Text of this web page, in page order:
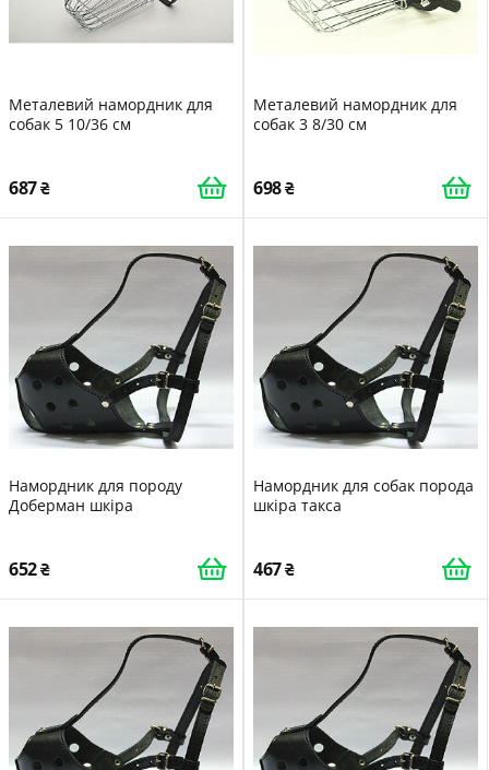
Металевий намордник для
собак 5 10/36 см
687
Металевий намордник для
собак 3 8/30 см
698
Намордник для породу
Доберман шкіра
652
Намордник для собак порода
шкіра такса
467